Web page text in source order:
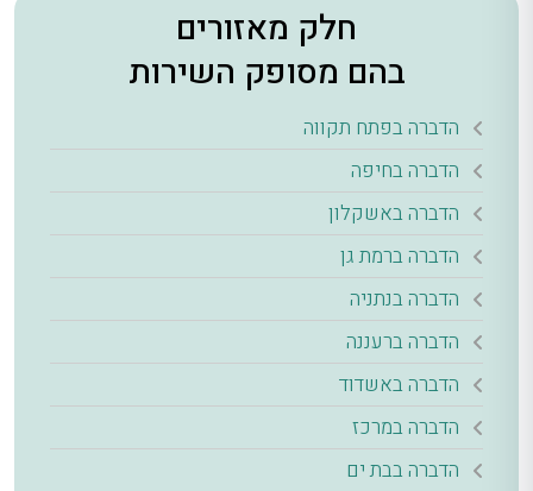
חלק מאזורים
בהם מסופק השירות
הדברה בפתח תקווה
הדברה בחיפה
הדברה באשקלון
הדברה ברמת גן
הדברה בנתניה
הדברה ברעננה
הדברה באשדוד
הדברה במרכז
הדברה בבת ים